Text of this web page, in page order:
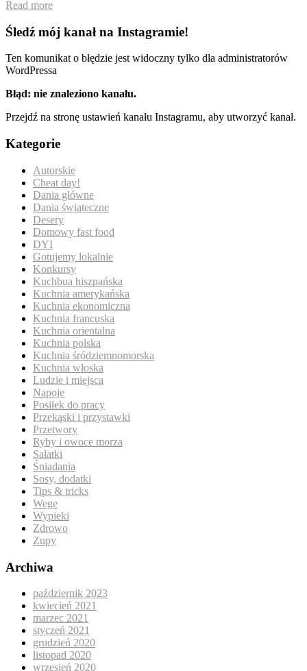
Read more
Śledź mój kanał na Instagramie!
Ten komunikat o błędzie jest widoczny tylko dla administratorów
WordPressa
Błąd: nie znaleziono kanału.
Przejdź na stronę ustawień kanału Instagramu, aby utworzyć kanał.
Kategorie
Autorskie
Cheat day!
Dania główne
Dania świąteczne
Desery
Domowy fast food
DYI
Gotujemy lokalnie
Konkursy
Kuchbua hiszpańska
Kuchnia amerykańska
Kuchnia ekonomiczna
Kuchnia francuska
Kuchnia orientalna
Kuchnia polska
Kuchnia śródziemnomorska
Kuchnia włoska
Ludzie i miejsca
Napoje
Posiłek do pracy
Przekąski i przystawki
Przetwory
Ryby i owoce morza
Sałatki
Śniadania
Sosy, dodatki
Tips & tricks
Wege
Wypieki
Zdrowo
Zupy
Archiwa
październik 2023
kwiecień 2021
marzec 2021
styczeń 2021
grudzień 2020
listopad 2020
wrzesień 2020